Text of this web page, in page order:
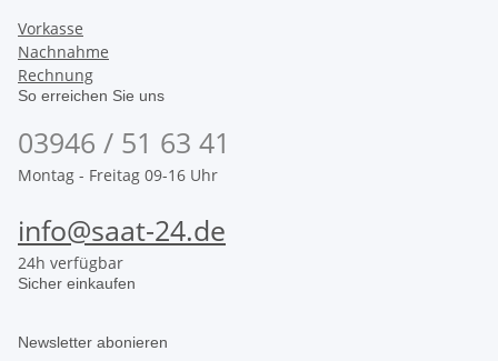
Vorkasse
Nachnahme
Rechnung
So erreichen Sie uns
03946 / 51 63 41
Montag - Freitag 09-16 Uhr
info@saat-24.de
24h verfügbar
Sicher einkaufen
Newsletter abonieren